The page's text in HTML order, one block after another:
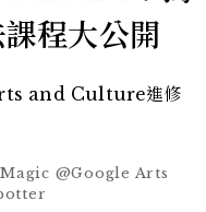
程大公開
and Culture進修
@Google Arts